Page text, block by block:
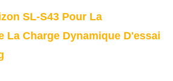
SL-S43 Pour La
La Charge Dynamique D'essai